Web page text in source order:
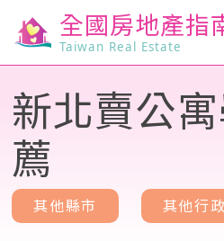
全國房地產指
Taiwan Real Estate
新北賣公
薦
其他縣市 其他行